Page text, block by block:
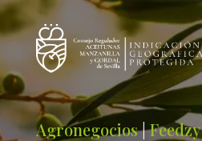
Agronegocios|Feedzy